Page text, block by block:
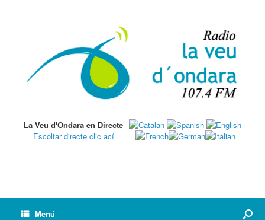
La Veu d'Ondara en Directe
Escoltar directe clic ací
Menú